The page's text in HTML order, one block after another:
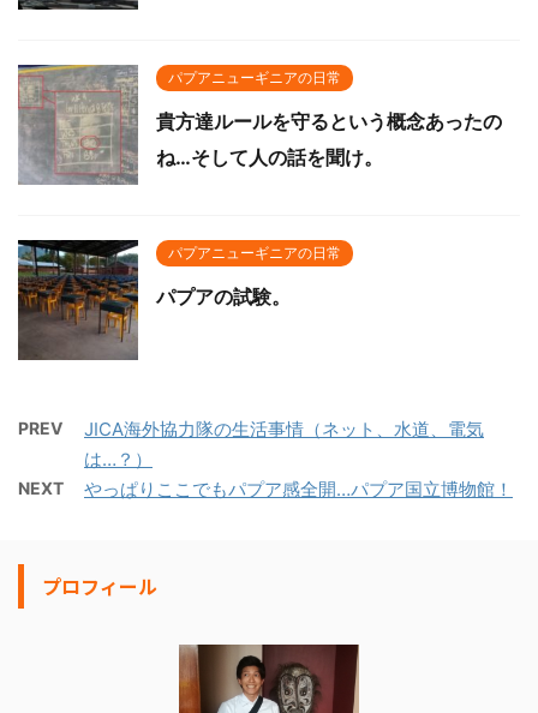
パプアニューギニアの日常
貴方達ルールを守るという概念あったの
ね…そして人の話を聞け。
パプアニューギニアの日常
パプアの試験。
PREV
JICA海外協力隊の生活事情（ネット、水道、電気
は…？）
NEXT やっぱりここでもパプア感全開…パプア国立博物館！
プロフィール